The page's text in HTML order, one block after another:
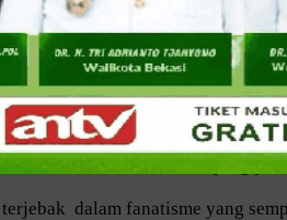
Menjaga Anies Kunjungi Kota
Heikal mengungkapkan, dalam
demokrasi 2024, tidak berujung
terjebak dalam fanatisme yang